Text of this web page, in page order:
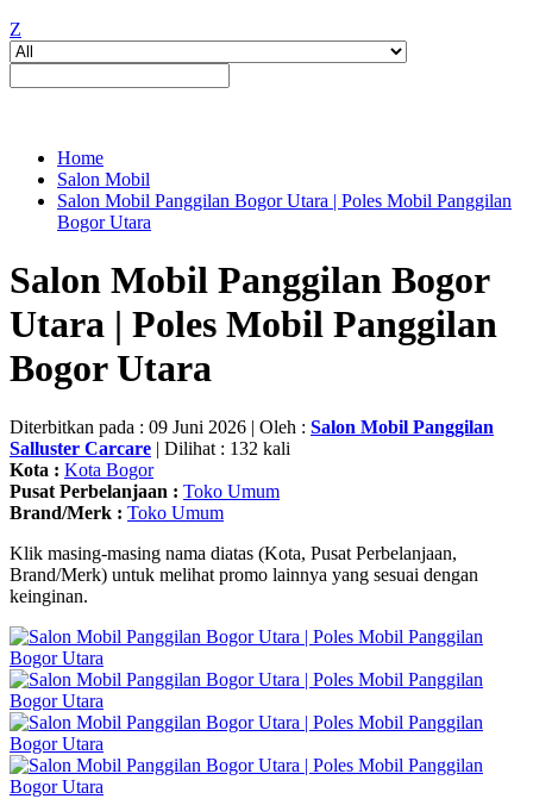
Z
Home
Salon Mobil
Salon Mobil Panggilan Bogor Utara | Poles Mobil Panggilan
Bogor Utara
Salon Mobil Panggilan Bogor
Utara | Poles Mobil Panggilan
Bogor Utara
Diterbitkan pada : 09 Juni 2026 | Oleh : Salon Mobil Panggilan
Salluster Carcare | Dilihat : 132 kali
Kota : Kota Bogor
Pusat Perbelanjaan : Toko Umum
Brand/Merk : Toko Umum
Klik masing-masing nama diatas (Kota, Pusat Perbelanjaan,
Brand/Merk) untuk melihat promo lainnya yang sesuai dengan
keinginan.